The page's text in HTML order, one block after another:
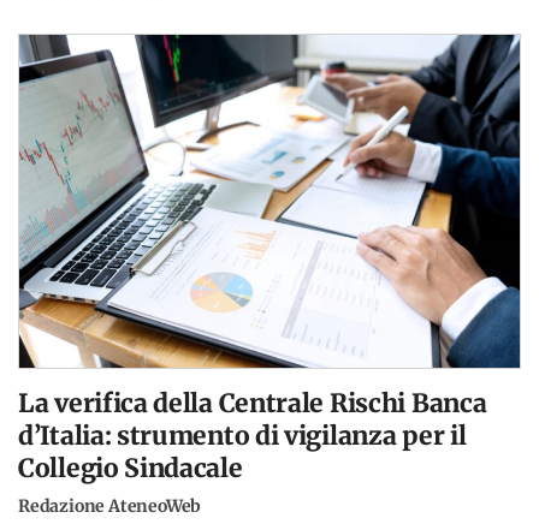
La verifica della Centrale Rischi Banca
d’Italia: strumento di vigilanza per il
Collegio Sindacale
Redazione AteneoWeb